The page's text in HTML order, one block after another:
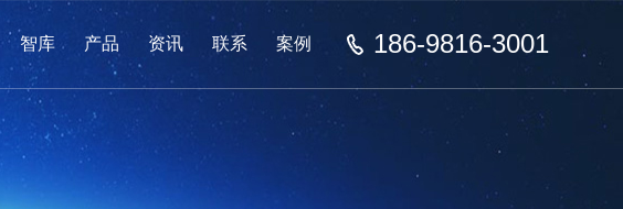
186-9816-3001
智库 产品 资讯 联系 案例